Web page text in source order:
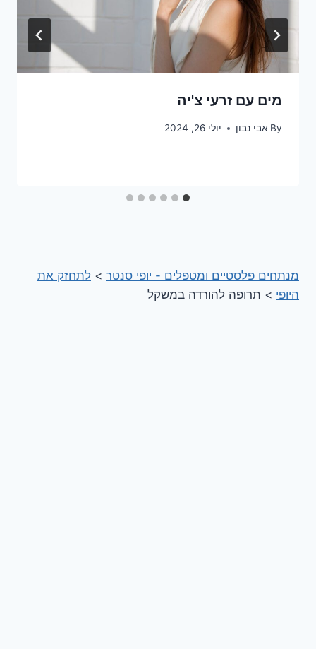
מים עם זרעי צ'יה
By אבי נבון יולי 26, 2024
מנתחים פלסטיים ומטפלים - יופי סנטר > לתחזק את
היופי > תרופה להורדה במשקל